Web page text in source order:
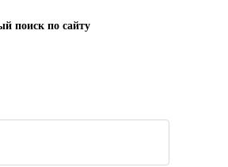
поиск по сайту